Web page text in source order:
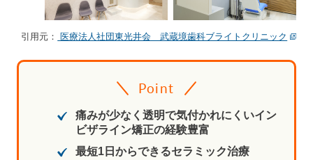
引用元： 医療法人社団東光井会 武蔵境歯科ブライトクリニック
Point
痛みが少なく透明で気付かれにくいイン
ビザライン矯正の経験豊富
最短1日からできるセラミック治療